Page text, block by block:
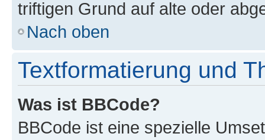
triftigen Grund auf alte oder
Nach oben
Textformatierung und
Was ist BBCode?
BBCode ist eine spezielle